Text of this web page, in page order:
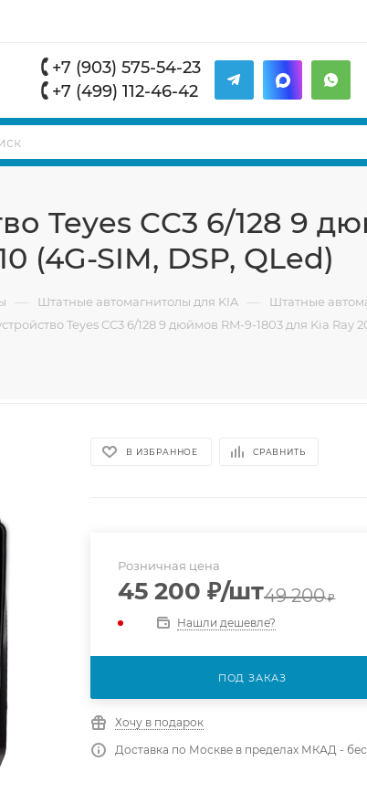
+7 (903) 575-54-23
+7 (499) 112-46-42
Teyes CC3 6/128 9
(4G-SIM, DSP, QLed)
— Штатные автомагнитолы для KIA — Штатные
Teyes CC3 6/128 9 дюймов RM-9-1803 для Kia Ray
В ИЗБРАННОЕ СРАВНИТЬ
Розничная цена
45 200 ₽/шт49 200₽
Нашли дешевле?
ПОД ЗАКАЗ
Хочу в подарок
Доставка по Москве в пределах МКАД -